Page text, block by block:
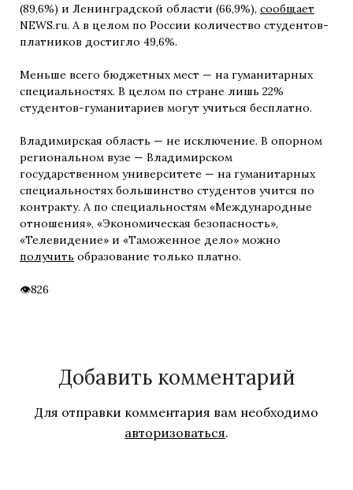
(89,6%) и Ленинградской области (66,9%), сообщает
NEWS.ru. А в целом по России количество студентов-
платников достигло 49,6%.
Меньше всего бюджетных мест — на гуманитарных
специальностях. В целом по стране лишь 22%
студентов-гуманитариев могут учиться бесплатно.
Владимирская область — не исключение. В опорном
региональном вузе — Владимирском
государственном университете — на гуманитарных
специальностях большинство студентов учится по
контракту. А по специальностям «Международные
отношения», «Экономическая безопасность»,
«Телевидение» и «Таможенное дело» можно
получить образование только платно.
826
Добавить комментарий
Для отправки комментария вам необходимо
авторизоваться.